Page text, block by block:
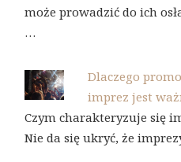
może prowadzić do ich
…
Dlaczego
imprez jest
Czym charakteryzuje się
Nie da się ukryć, że